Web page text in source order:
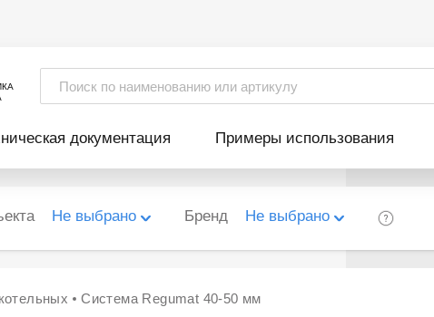
документация Примеры использования
Не выбрано Бренд Не выбрано
Система Regumat 40-50 мм